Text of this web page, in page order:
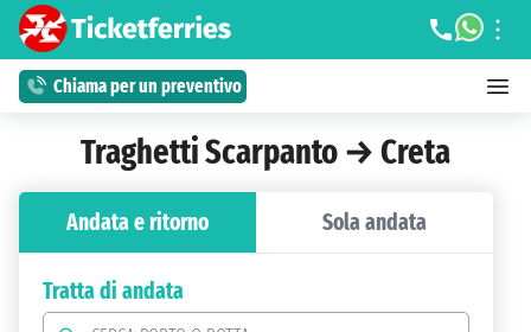
Chiama per un preventivo
Traghetti Scarpanto → Creta
Andata e ritorno Sola andata
Tratta di andata